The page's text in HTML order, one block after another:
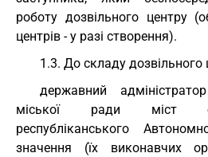
роботу дозвільного центру
центрів - у разі створення).
1.3. До складу дозвільного
державний
міської ради міст
республіканського
значення (їх виконавчих